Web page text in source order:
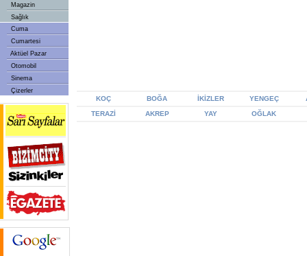
Magazin
Sağlık
Cuma
Cumartesi
Aktüel Pazar
Otomobil
Sinema
Çizerler
KOÇ BOĞA İKİZLER YENGEÇ
TERAZİ
AKREP YAY OĞLAK